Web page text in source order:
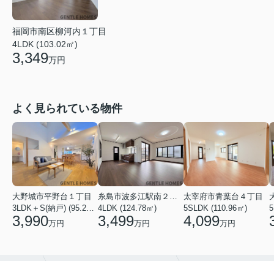
福岡市南区柳河内１丁目
4LDK (103.02㎡)
3,349万円
よく見られている物件
大野城市平野台１丁目
3,990万円
4LDK (124.78㎡)
3,499万円
太宰府市青葉台４丁目
5SLDK (110.96㎡)
4,099万円